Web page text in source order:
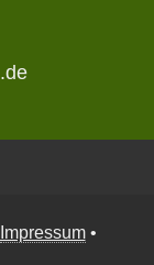
Impressum•